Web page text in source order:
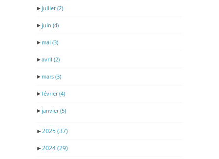
► juillet (2)
► juin (4)
► mai (3)
►avril (2)
► mars (3)
►février(4)
► janvier(5)
►2025(37)
►2024(29)